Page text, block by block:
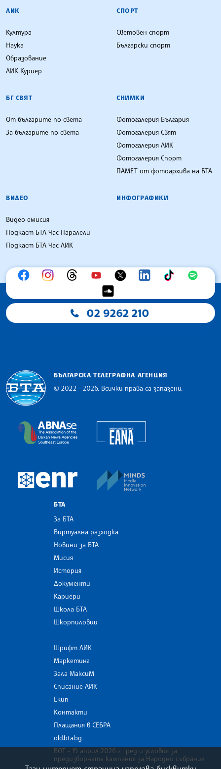
ЛИК
Култура
Наука
Образование
ЛИК Куриер
СПОРТ
Световен спорт
Български спорт
БГ СВЯТ
От българите по света
За българите по света
СНИМКИ
Фотогалерия България
Фотогалерия Свят
Фотогалерия ЛИК
Фотогалерия Спорт
ПАМЕТ от фотоархива на БТА
ВИДЕО
Видео емисия
Подкаст БТА Час Паралели
Подкаст БТА Час ЛИК
ИНФОГРАФИКИ
02 9262 210
БЪЛГАРСКА ТЕЛЕГРАФНА АГЕНЦИЯ
© 2022 - 2026, Всички права са запазени.
The Assocoation of the Balkan News Agencies
European Newsroom
БТА
За БТА
Виртуална разходка
Новини за БТА
Мисия
История
Документи
Кариери
Школа БТА
Шкорпиловци
Шрифт ЛИК
Маркетинг
Зала МаксиМ
Списание ЛИК
Екип
Контакти
Плащания в СЕБРА
old.bta.bg
ВОТ - 19 април 2026 г . ред и условия за
предизборната кампания за Народно събрание